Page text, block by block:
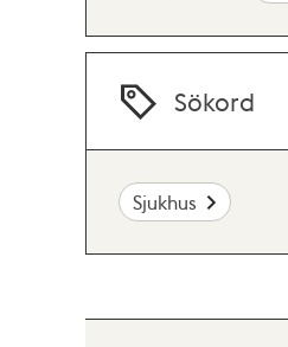
Sökord
Sjukhus